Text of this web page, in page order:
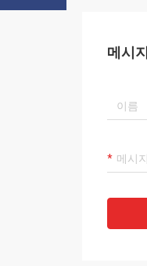
메시